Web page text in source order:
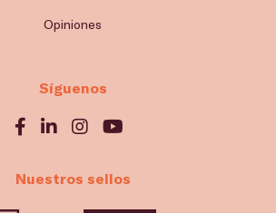
Opiniones
Síguenos
Nuestros sellos